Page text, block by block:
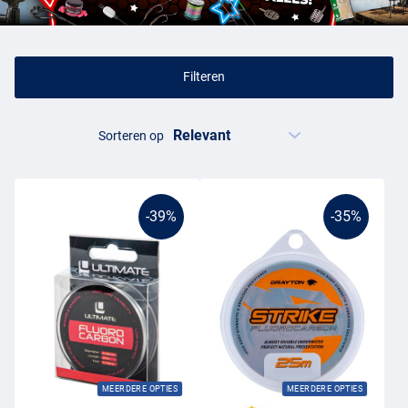
karpervissen. Ook is een fluorocarbon lijn minder zichtbaar onder
De voordelen van een fluorocarbon zijn dus duidelijk, de lijn is
aan een rotsbodem of aan het vissen op een mosselbed. Ook heeft
de invloed van UV licht weinig effect op een fluorocarbon lijn,
waardoor fluorocarbon twee keer zo lang mee gaat als een nylon
lijn. Natuurlijk zitten er ook enkele nadelen aan een fluorocarbon
lijn. Deze lijnen zijn duurder, zijn vaak iets stugger (dit maakt het
werpen lastiger) en een fluorocarbon lijn bevat minder rek dan
nylon, al kan dit natuurlijk als voordeel, maar ook als nadeel gezien
worden.
Fluorocarbon onderlijn
Filteren
Sorteren op
-39%
MEERDERE OPTIES
-35%
MEERDERE OPTIES